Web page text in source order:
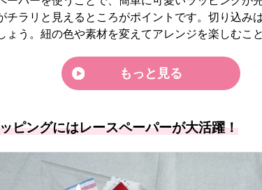
チラリと見えるところがポイントです。切り込み
ょう。紐の色や素材を変えてアレンジを楽しむこ
もっと見る
ピングにはレースペーパーが大活躍！